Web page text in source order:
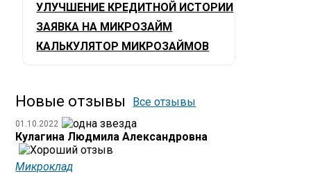
УЛУЧШЕНИЕ КРЕДИТНОЙ ИСТОРИИ
ЗАЯВКА НА МИКРОЗАЙМ
КАЛЬКУЛЯТОР МИКРОЗАЙМОВ
Новые отзывы Все отзывы
01.10.2022
Кулагина Людмила Александровна
Микроклад